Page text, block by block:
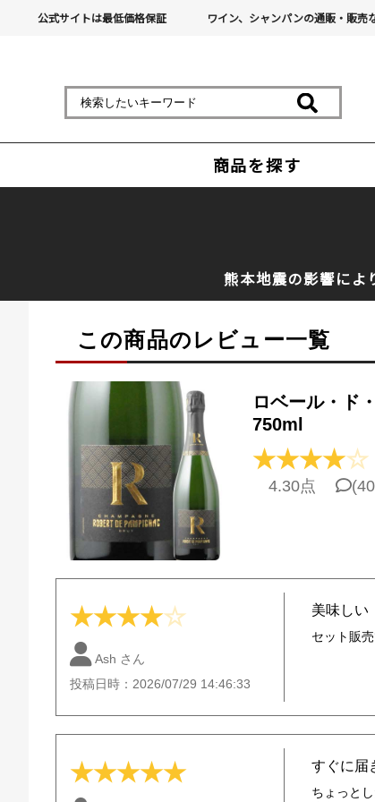
公式サイトは最低価格保証 ワイン、シャンパンの通販・販売
商品を探す
熊本地震の影響によ
この商品のレビュー一覧
ロベール・ド
750ml
★★★★☆
4.30点
★★★★☆
Ash さん
投稿日時：2026/07/29 14:46:33
美味しい
セット販
★★★★★ すぐに届
ちょっと